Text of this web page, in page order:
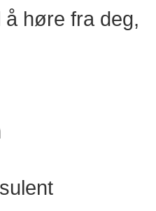
høre fra deg,